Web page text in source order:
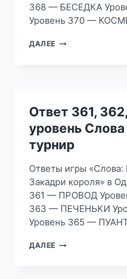
368 — БЕСЕДКА
Уровень 370 —
ДАЛЕЕ ОТВЕТ
УРОВЕНЬ
СЛОВА
КОРОЛЕВСКИЙ
ТУРНИР
Ответ 361,
уровень
турнир
Ответы игры «Слова:
Закадри короля» в
361 — ПРОВОД
363 — ПЕЧЕНЬКИ
Уровень 365 —
ДАЛЕЕ ОТВЕТ